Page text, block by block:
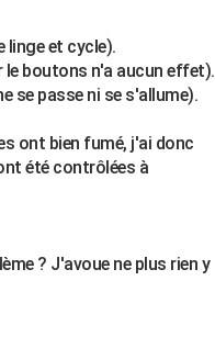
linge et cycle).
le boutons n'a aucun effet).
se passe ni se s'allume).
ont bien fumé, j'ai donc
été contrôlées à
? J'avoue ne plus rien y